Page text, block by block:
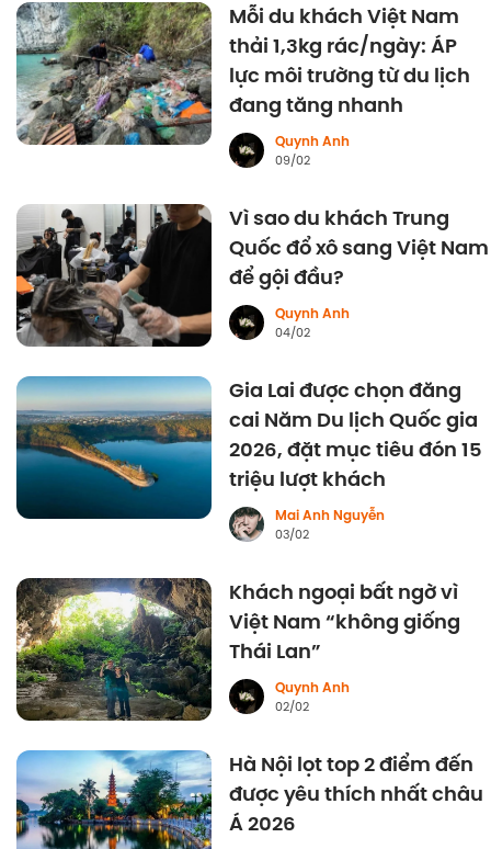
Mỗi du khách Việt Nam
thải 1,3kg rác/ngày: ÁP
lực môi trường từ du lịch
đang tăng nhanh
Quynh Anh
09/02
Vì sao du khách Trung
Quốc đổ xô sang Việt Nam
để gội đầu?
Quynh Anh
04/02
Gia Lai được chọn đăng
cai Năm Du lịch Quốc gia
2026, đặt mục tiêu đón 15
triệu lượt khách
Mai Anh Nguyễn
03/02
Khách ngoại bất ngờ vì
Việt Nam “không giống
Thái Lan”
Quynh Anh
02/02
Hà Nội lọt top 2 điểm đến
được yêu thích nhất châu
Á 2026